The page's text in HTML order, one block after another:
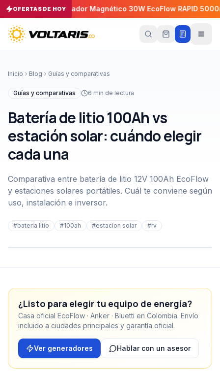
OFERTAS DE HOY
−5% Cargador Magnético 30W EcoFlow RAPID 5000mAh −
Inicio Blog Guías y comparativas
Guías y comparativas 6 min de lectura
Batería de litio 100Ah vs
estación solar: cuándo elegir
cada una
Comparativa entre batería de litio 12V 100Ah EcoFlow
y estaciones solares portátiles. Cuál te conviene según
uso, instalación e inversor.
#bateria litio #100ah #estacion solar #rv
¿Listo para elegir tu equipo de energía?
Casa oficial EcoFlow · Anker · Bluetti en Colombia. Envío
incluido a ciudades principales y garantía oficial.
Ver generadores Hablar con un asesor
Tu
Vacío
carrito
está
Agrega
con el
botón
al
y
juntos.
productos